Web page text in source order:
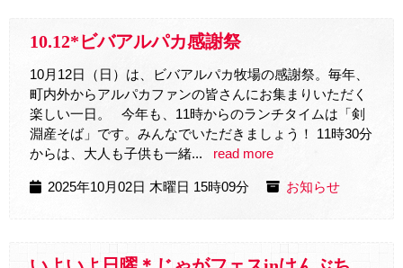
10.12*ビバアルパカ感謝祭
10月12日（日）は、ビバアルパカ牧場の感謝祭。毎年、
町内外からアルパカファンの皆さんにお集まりいただく
楽しい一日。 今年も、11時からのランチタイムは「剣
淵産そば」です。みんなでいただきましょう！ 11時30分
からは、大人も子供も一緒...
read more
2025年10月02日 木曜日 15時09分 お知らせ